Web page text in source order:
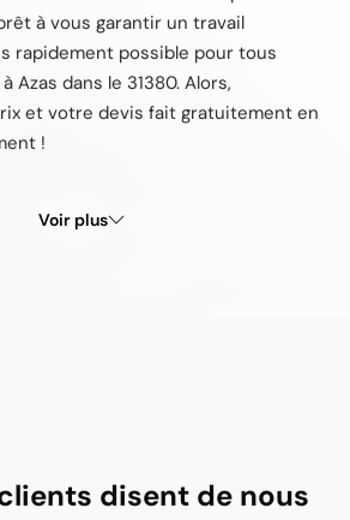
à vous garantir un travail
rapidement possible pour tous
Azas dans le 31380. Alors,
et votre devis fait gratuitement en
!
Voir plus
disent de nous